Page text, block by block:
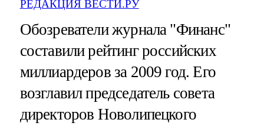
РЕДАКЦИЯ ВЕСТИ.РУ
Обозреватели журнала "Финанс"
составили рейтинг российских
миллиардеров за 2009 год. Его
возглавил председатель совета
директоров Новолипецкого